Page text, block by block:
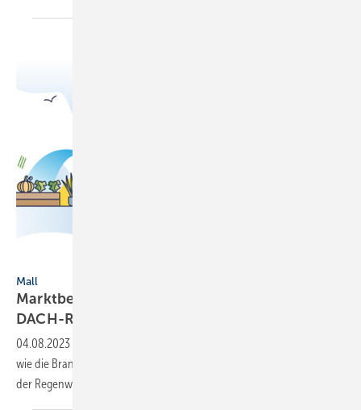
Mall
Marktbefragung: Regenwassernutzung in der
DACH-Region
04.08.2023
wie die Branchenvertreter aus der DACH-Region die Zukunftschancen
der Regenwasserbewirtschaftung